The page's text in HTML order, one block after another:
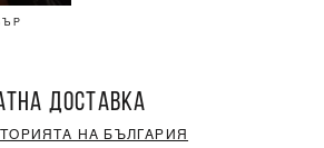
ДОСТАВКА
НА БЪЛГАРИЯ